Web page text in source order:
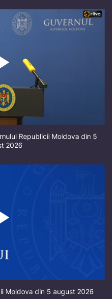
Republicii Moldova din 5
2026
Moldova din 5 august 2026